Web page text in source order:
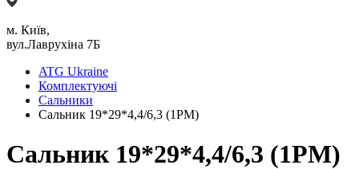
м. Київ,
вул.Лаврухіна 7Б
ATG Ukraine
Комплектуючі
Сальники
Сальник 19*29*4,4/6,3 (1PM)
Сальник 19*29*4,4/6,3 (1PM)